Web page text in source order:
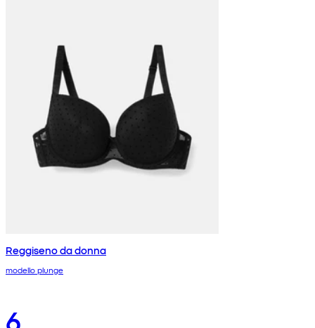
Reggiseno da donna
modello plunge
6